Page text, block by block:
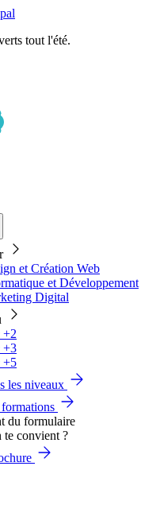
tout l'été.
et Création Web
et Développement
Digital
+2
+3
+5
les niveaux
te convient ?